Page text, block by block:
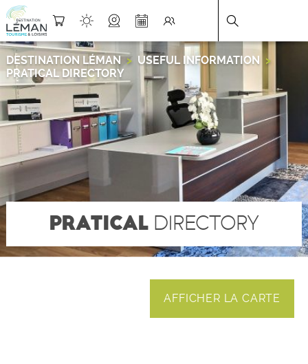
PRATICAL DIRECTORY
DESTINATION LÉMAN > USEFUL INFORMATION >
PRATICAL DIRECTORY
AFFICHER LA CARTE